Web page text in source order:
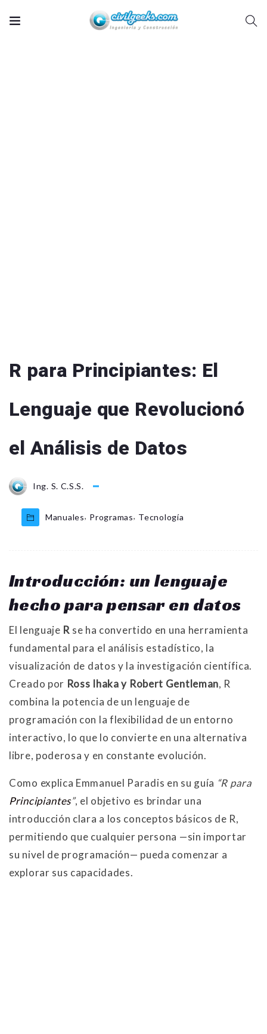
R para Principiantes: El
Lenguaje que Revolucionó
el Análisis de Datos
Ing. S. C.S.S.
Manuales, Programas, Tecnología
Introducción: un lenguaje
hecho para pensar en datos
El lenguaje R se ha convertido en una herramienta
fundamental para el análisis estadístico, la
visualización de datos y la investigación científica.
Creado por Ross Ihaka y Robert Gentleman, R
combina la potencia de un lenguaje de
programación con la flexibilidad de un entorno
interactivo, lo que lo convierte en una alternativa
libre, poderosa y en constante evolución.
Como explica Emmanuel Paradis en su guía “R para
Principiantes”, el objetivo es brindar una
introducción clara a los conceptos básicos de R,
permitiendo que cualquier persona —sin importar
su nivel de programación— pueda comenzar a
explorar sus capacidades.